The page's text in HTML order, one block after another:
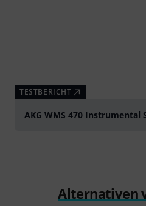
TESTBERICHT
AKG WMS 470 Instrumental
Alternativen